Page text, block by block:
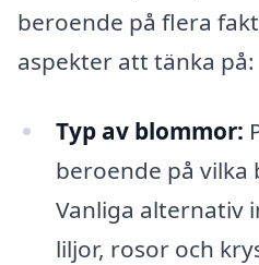
beroende på flera
aspekter att tänka på:
Typ av blommor:
beroende på vilka
Vanliga alternativ
liljor, rosor och